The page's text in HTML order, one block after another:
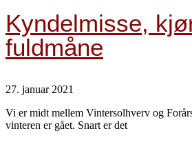
Kyndelmisse,
fuldmåne
27. januar 2021
Vi er midt mellem Vintersolhverv og
vinteren er gået. Snart er det